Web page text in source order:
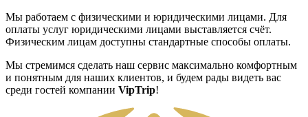
Мы работаем с физическими и юридическими лицами. Для
оплаты услуг юридическими лицами выставляется счёт.
Физическим лицам доступны стандартные способы оплаты.
Мы стремимся сделать наш сервис максимально комфортным
и понятным для наших клиентов, и будем рады видеть вас
среди гостей компании VipTrip!